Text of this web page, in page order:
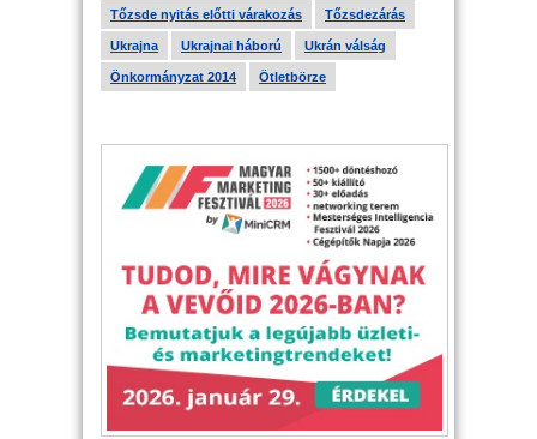
Tőzsde nyitás előtti várakozás Tőzsdezárás
Ukrajna Ukrajnai háború Ukrán válság
Önkormányzat 2014 Ötletbörze